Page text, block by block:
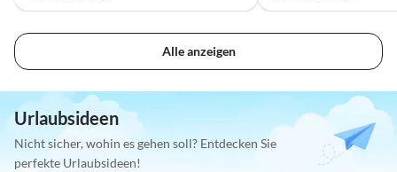
Alle anzeigen
Urlaubsideen
Nicht sicher, wohin es gehen soll? Entdecken Sie
perfekte Urlaubsideen!